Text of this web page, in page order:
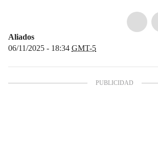
Aliados
06/11/2025 - 18:34 GMT-5